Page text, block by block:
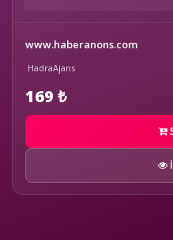
www.haberanons.com
HadraAjans
169 ₺